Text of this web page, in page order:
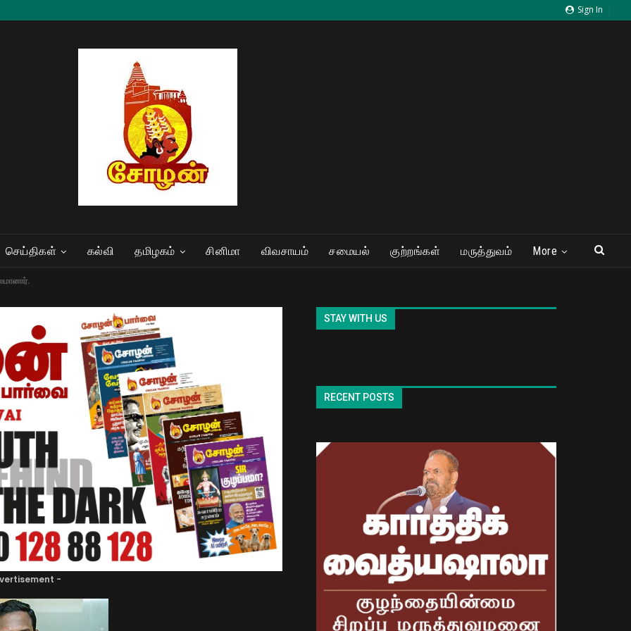
Sign In
செய்திகள் கல்வி தமிழகம் சினிமா விவசாயம் சமையல் குற்றங்கள் மருத்துவம் More
-
STAY WITH US
RECENT POSTS